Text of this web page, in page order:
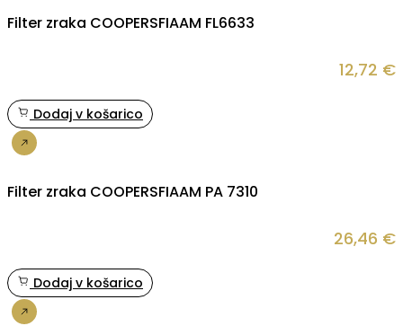
Filter zraka COOPERSFIAAM FL6633
12,72 €
Dodaj v košarico
Filter zraka COOPERSFIAAM PA 7310
26,46 €
Dodaj v košarico